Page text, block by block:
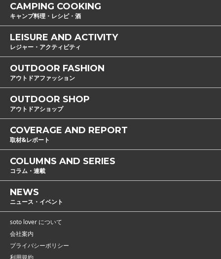
CAMPING COOKING
キャンプ料理・レシピ・酒
LEISURE AND ACTIVITY
レジャー・アクティビティ
OUTDOOR FASHION
アウトドアファッション
OUTDOOR SHOP
アウトドアショップ
COVERAGE AND REPORT
取材&レポート
COLUMNS AND SERIES
コラム・連載
NEWS
ニュース・イベント
soto lover について
会社案内
プライバシーポリシー
利用規約